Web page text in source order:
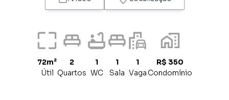
72m²
Útil
2
Quartos
1
WC
1
Sala
1
Vaga
R$ 350
Condomínio